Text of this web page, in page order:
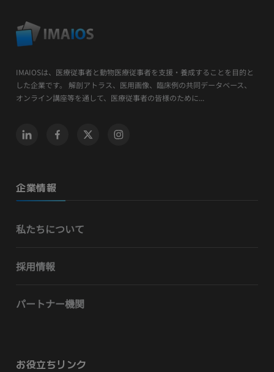
IMAIOSは、医療従事者と動物医療従事者を支援・養成することを目的と
した企業です。 解剖アトラス、医用画像、臨床例の共同データベース、
オンライン講座等を通して、医療従事者の皆様のために...
企業情報
私たちについて
採用情報
パートナー機関
お役立ちリンク